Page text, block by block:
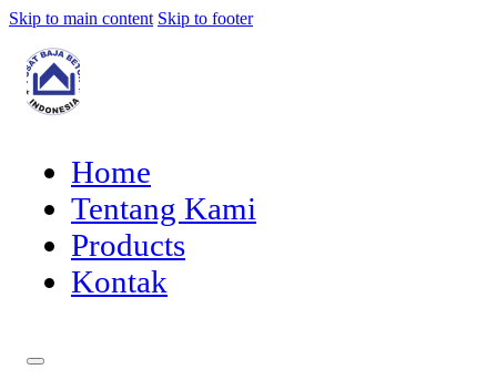
Skip to main content Skip to footer
Home
Tentang Kami
Products
Kontak